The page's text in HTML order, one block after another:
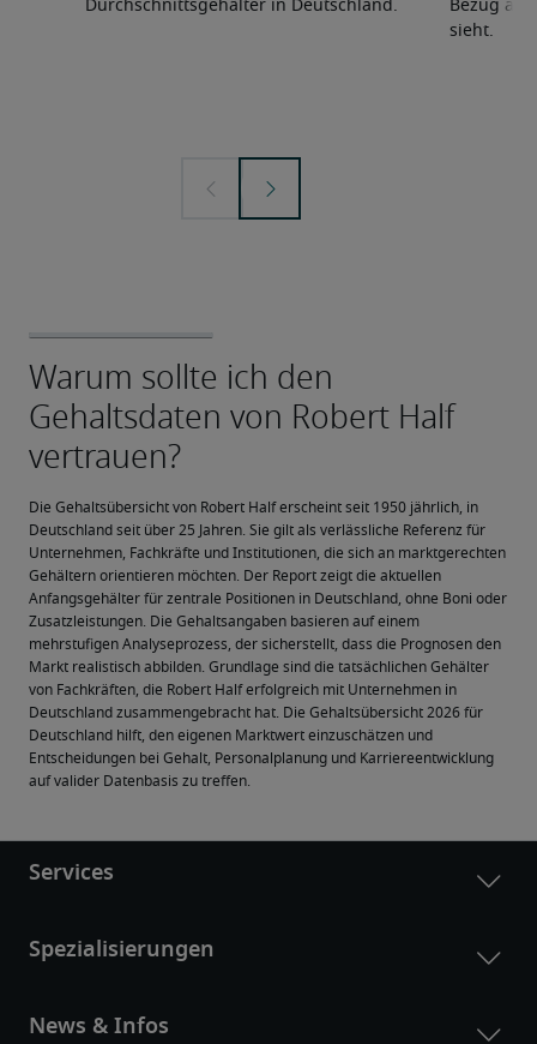
Durchschnittsgehälter in Deutschland.
Bezug
sieht.
Die Gehaltsübersicht von Robert Half erscheint seit 1950 jährlich, in
Deutschland seit über 25 Jahren. Sie gilt als verlässliche Referenz für
Unternehmen, Fachkräfte und Institutionen, die sich an marktgerechten
Gehältern orientieren möchten. Der Report zeigt die aktuellen
Anfangsgehälter für zentrale Positionen in Deutschland, ohne Boni oder
Zusatzleistungen. Die Gehaltsangaben basieren auf einem
mehrstufigen Analyseprozess, der sicherstellt, dass die Prognosen den
Markt realistisch abbilden. Grundlage sind die tatsächlichen Gehälter
von Fachkräften, die Robert Half erfolgreich mit Unternehmen in
Deutschland zusammengebracht hat. Die Gehaltsübersicht 2026 für
Deutschland hilft, den eigenen Marktwert einzuschätzen und
Entscheidungen bei Gehalt, Personalplanung und Karriereentwicklung
auf valider Datenbasis zu treffen.